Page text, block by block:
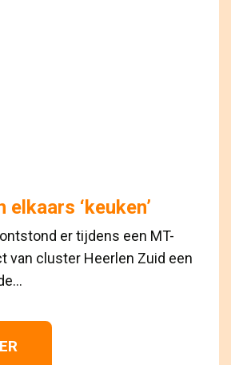
elkaars ‘keuken’
er tijdens een MT-
van cluster Heerlen Zuid een